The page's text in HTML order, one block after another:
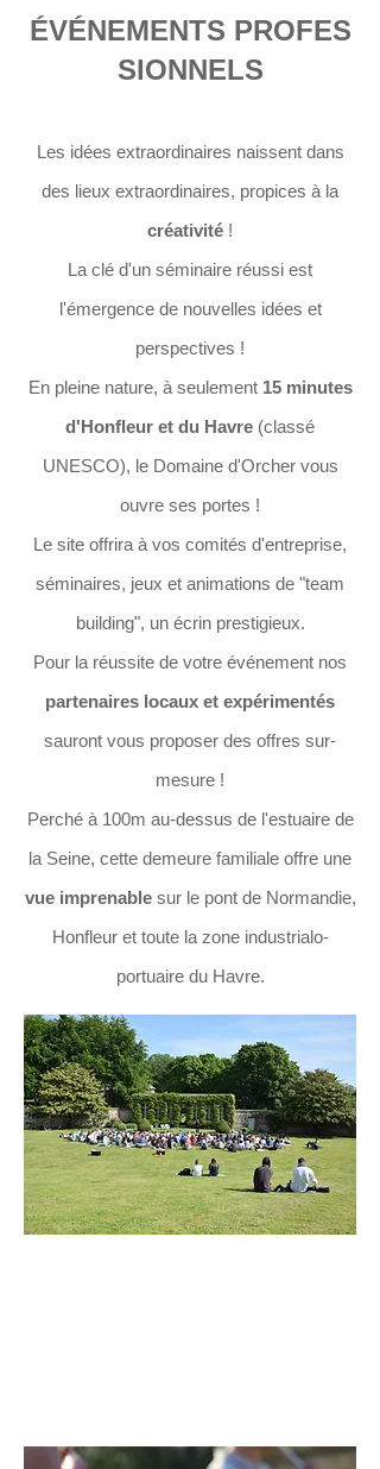
ÉVÉNEMENTS PROFES
SIONNELS
Les idées extraordinaires naissent dans
des lieux extraordinaires, propices à la
créativité !
La clé d'un séminaire réussi est
l'émergence de nouvelles idées et
perspectives !
Enpleine nature, à seulement 15 minutes
d'Honfleur et du Havre (classé
UNESCO), le Domaine d'Orcher vous
ouvre ses portes !
Le site offrira à vos comités d'entreprise,
séminaires, jeux et animations de "team
building", un écrin prestigieux.
Pour la réussite de votre événement nos
partenaires locaux et expérimentés
sauront vous proposer des offres sur-
mesure !
Perché à 100m au-dessus de l'estuaire de
la Seine, cette demeure familiale offre une
vue imprenablesur le pont de Normandie,
Honfleur et toute la zone industrialo-
portuaire du Havre.